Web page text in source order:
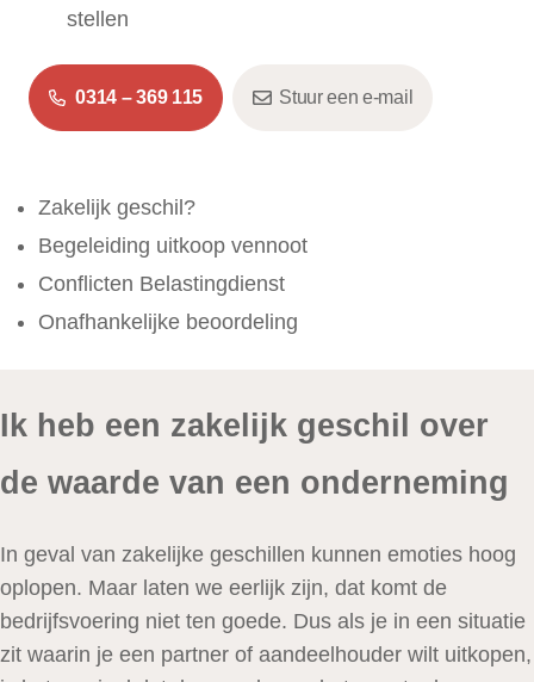
stellen
0314 – 369 115 Stuur een e-mail
Zakelijk geschil?
Begeleiding uitkoop vennoot
Conflicten Belastingdienst
Onafhankelijke beoordeling
Ik heb een zakelijk geschil over
de waarde van een onderneming
In geval van zakelijke geschillen kunnen emoties hoog
oplopen. Maar laten we eerlijk zijn, dat komt de
bedrijfsvoering niet ten goede. Dus als je in een situatie
zit waarin je een partner of aandeelhouder wilt uitkopen,